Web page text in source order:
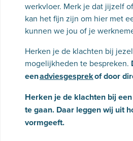
werkvloer. Merk je dat jijzelf
kan het fijn zijn om hier met
kunnen we jou of je
Herken je de klachten bij
mogelijkheden te bespreken.
eenadviesgesprekof door
Herken je de klachten bij
te gaan. Daar leggen wij uit
vormgeeft.